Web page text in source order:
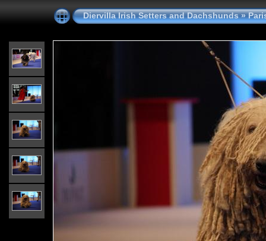
Diervilla Irish Setters and Dachshunds»